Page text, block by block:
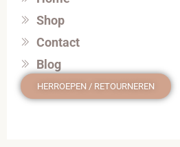
Shop
Contact
Blog
HERROEPEN / RETOURNEREN